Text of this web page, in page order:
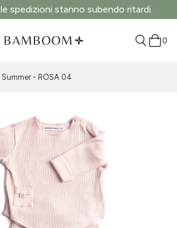
spedizioni stanno subendo ritardi.
0
Summer - ROSA 04